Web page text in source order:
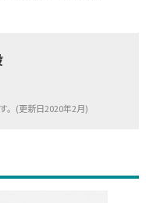
。(更新日2020年2月)